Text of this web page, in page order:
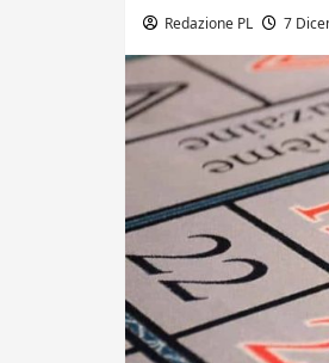
Redazione PL 7